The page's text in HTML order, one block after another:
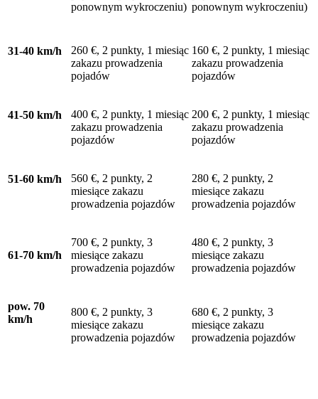
ponownym wykroczeniu) ponownym wykroczeniu)
31-40 km/h
260 €, 2 punkty, 1 miesiąc
zakazu prowadzenia
pojadów
160 €, 2 punkty, 1 miesiąc
zakazu prowadzenia
pojazdów
41-50 km/h
400 €, 2 punkty, 1 miesiąc
zakazu prowadzenia
pojazdów
200 €, 2 punkty, 1 miesiąc
zakazu prowadzenia
pojazdów
51-60 km/h
560 €, 2 punkty, 2
miesiące zakazu
prowadzenia pojazdów
280 €, 2 punkty, 2
miesiące zakazu
prowadzenia pojazdów
61-70 km/h
700 €, 2 punkty, 3
miesiące zakazu
prowadzenia pojazdów
480 €, 2 punkty, 3
miesiące zakazu
prowadzenia pojazdów
pow. 70
km/h
800 €, 2 punkty, 3
miesiące zakazu
prowadzenia pojazdów
680 €, 2 punkty, 3
miesiące zakazu
prowadzenia pojazdów